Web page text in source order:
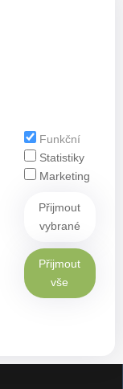
Funkční
Statistiky
Marketing
Přijmout
vybrané
Přijmout
vše